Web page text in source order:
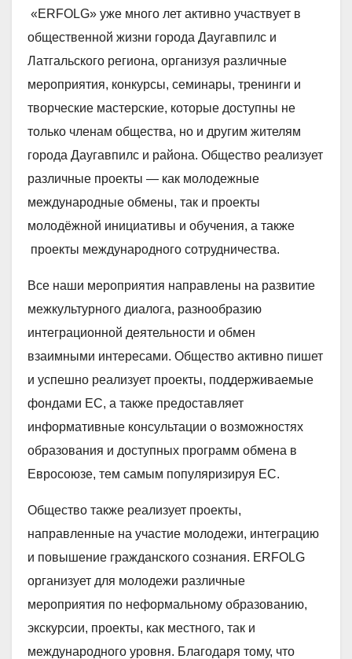
«ERFOLG» уже много лет активно участвует в
общественной жизни города Даугавпилс и
Латгальского региона, организуя различные
мероприятия, конкурсы, семинары, тренинги и
творческие мастерские, которые доступны не
только членам общества, но и другим жителям
города Даугавпилс и района. Общество реализует
различные проекты — как молодежные
международные обмены, так и проекты
молодёжной инициативы и обучения, а также
проекты международного сотрудничества.
Все наши мероприятия направлены на развитие
межкультурного диалога, разнообразию
интеграционной деятельности и обмен
взаимными интересами. Общество активно пишет
и успешно реализует проекты, поддерживаемые
фондами ЕС, а также предоставляет
информативные консультации о возможностях
образования и доступных программ обмена в
Евросоюзе, тем самым популяризируя ЕС.
Общество также реализует проекты,
направленные на участие молодежи, интеграцию
и повышение гражданского сознания. ERFOLG
организует для молодежи различные
мероприятия по неформальному образованию,
экскурсии, проекты, как местного, так и
международного уровня. Благодаря тому, что